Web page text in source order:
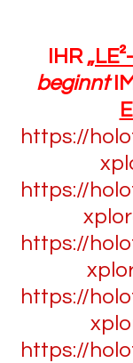
IHR „
beginnt
https://
https://
https://
https://
https://